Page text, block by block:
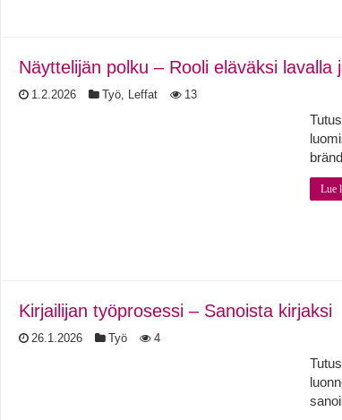
Näyttelijän polku – Rooli eläväksi lavalla
1.2.2026 Työ, Leffat 13
Lue
Kirjailijan työprosessi – Sanoista kirjaksi
26.1.2026 Työ 4